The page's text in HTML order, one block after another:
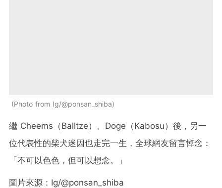
Photo from Ig/@ponsan_shiba
繼 Cheems（Balltze）、Doge（Kabosu）後，另一
位代表性的柴犬迷因也走完一生，全球網友留言悼念：
「不可以色色，但可以想念。」
圖片來源：Ig/@ponsan_shiba